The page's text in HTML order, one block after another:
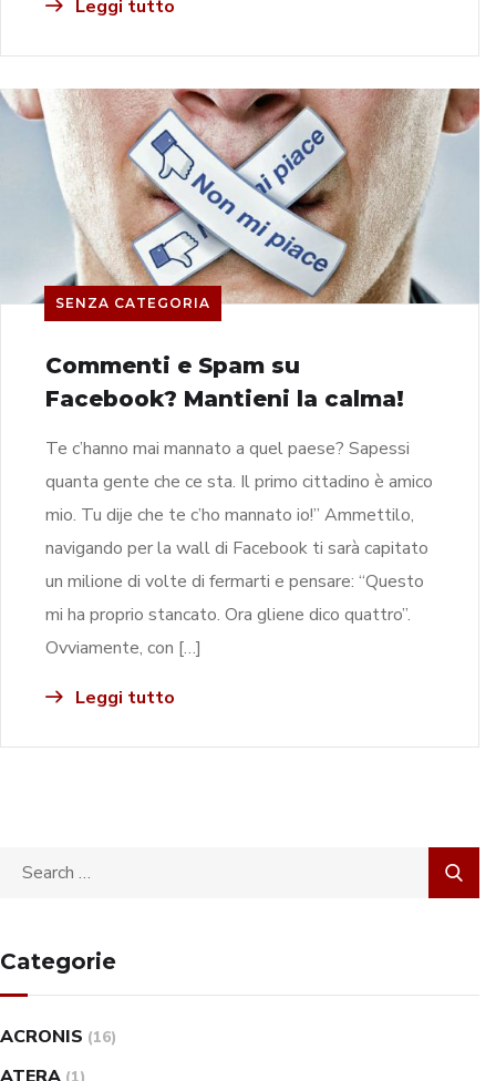
Leggi tutto
SENZA CATEGORIA
Commenti e Spam su
Facebook? Mantieni la calma!
Te c’hanno mai mannato a quel paese? Sapessi
quanta gente che ce sta. Il primo cittadino è amico
mio. Tu dije che te c’ho mannato io!” Ammettilo,
navigando per la wall di Facebook ti sarà capitato
un milione di volte di fermarti e pensare: “Questo
mi ha proprio stancato. Ora gliene dico quattro”.
Ovviamente, con […]
Leggi tutto
Categorie
ACRONIS (16)